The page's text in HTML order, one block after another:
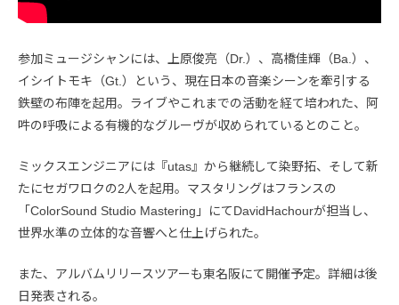
参加ミュージシャンには、上原俊亮（Dr.）、高橋佳輝（Ba.）、
イシイトモキ（Gt.）という、現在日本の音楽シーンを牽引する
鉄壁の布陣を起用。ライブやこれまでの活動を経て培われた、阿
吽の呼吸による有機的なグルーヴが収められているとのこと。
ミックスエンジニアには『utas』から継続して染野拓、そして新
たにセガワロクの2人を起用。マスタリングはフランスの
「ColorSound Studio Mastering」にてDavidHachourが担当し、
世界水準の立体的な音響へと仕上げられた。
また、アルバムリリースツアーも東名阪にて開催予定。詳細は後
日発表される。